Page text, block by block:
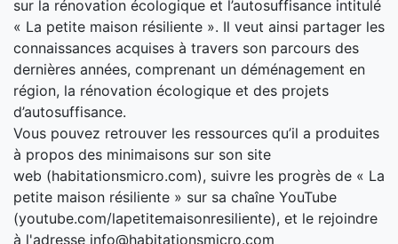
sur la rénovation écologique et l’autosuffisance intitulé
« La petite maison résiliente ». Il veut ainsi partager les
connaissances acquises à travers son parcours des
dernières années, comprenant un déménagement en
région, la rénovation écologique et des projets
d’autosuffisance.
Vous pouvez retrouver les ressources qu’il a produites
à propos des minimaisons sur son site
web (habitationsmicro.com), suivre les progrès de « La
petite maison résiliente » sur sa chaîne YouTube
(youtube.com/lapetitemaisonresiliente), et le rejoindre
à l'adresse info@habitationsmicro.com